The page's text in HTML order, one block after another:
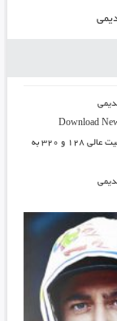
Download
با دو کیفیت عالی ۱۲۸ و ۳۲۰ به